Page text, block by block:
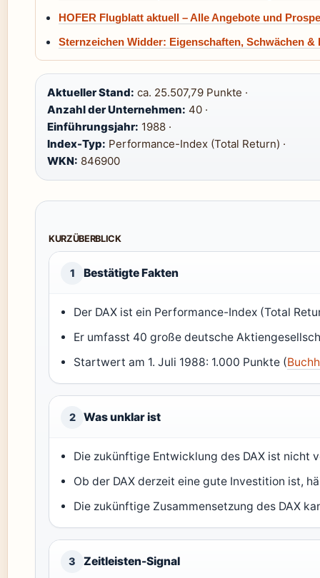
HOFER Flugblatt aktuell – Alle Angebote und
Sternzeichen Widder: Eigenschaften, Schwächen &
Aktueller Stand: ca. 25.507,79 Punkte ·
Anzahl der Unternehmen: 40 ·
Einführungsjahr: 1988 ·
Index-Typ: Performance-Index (Total Return) ·
WKN: 846900
KURZÜBERBLICK
1 Bestätigte Fakten
Der DAX ist ein Performance-Index (Total
Er umfasst 40 große deutsche
Startwert am 1. Juli 1988: 1.000 Punkte (
2 Was unklar ist
Die zukünftige Entwicklung des DAX ist nicht
Ob der DAX derzeit eine gute Investition ist,
Die zukünftige Zusammensetzung des DAX
3 Zeitleisten-Signal